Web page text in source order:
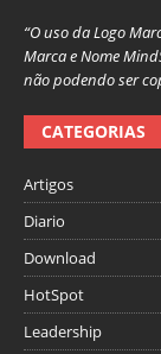
“O uso da Logo
Marca e Nome
não podendo ser
CATEGORIAS
Artigos
Diario
Download
HotSpot
Leadership